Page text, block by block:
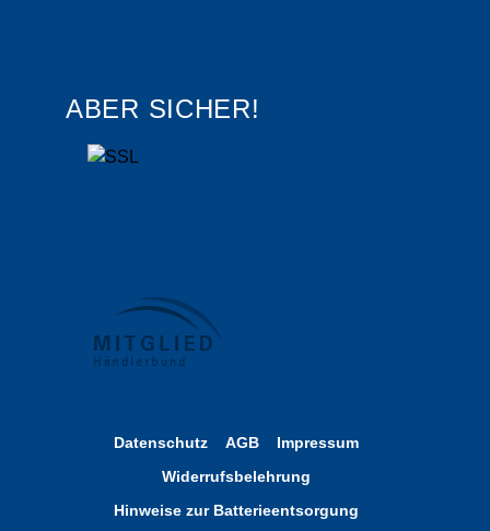
ABER SICHER!
Datenschutz AGB
Impressum
Widerrufsbelehrung
Hinweise zur Batterieentsorgung